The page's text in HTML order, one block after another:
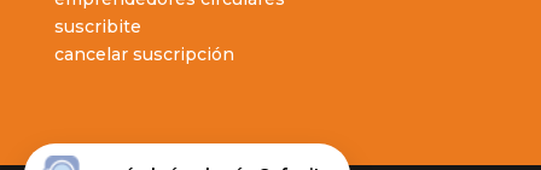
suscribite
cancelar suscripción